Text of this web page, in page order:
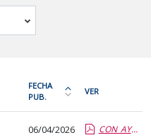
tablón
FECHA
PUB.
Ordena
la
tabla
VER
06/04/2026 CON_AYUDAS_AS_ORD_2526.report.pdf.pdf